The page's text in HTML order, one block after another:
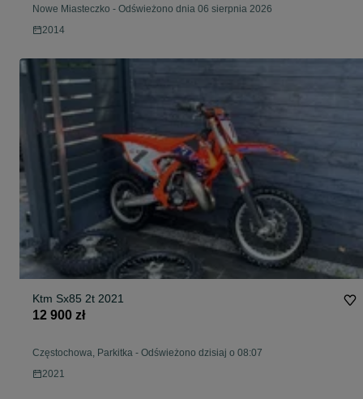
Nowe Miasteczko - Odświeżono dnia 06 sierpnia 2026
2014
Ktm Sx85 2t 2021
12 900 zł
Częstochowa, Parkitka - Odświeżono dzisiaj o 08:07
2021